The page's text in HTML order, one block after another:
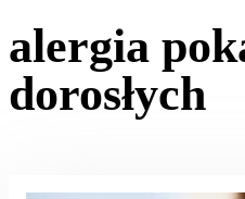
alergia
dorosłych